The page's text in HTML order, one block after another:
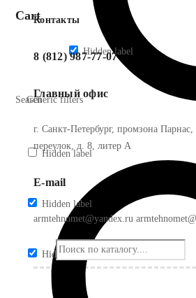
Cart
Search
Generic filters
Hidden label
Hidden label
Hidden label
Hidden label
Контакты
8 (812) 987-77-07
Главный офис
г. Санкт-Петербург, промзона
переулок, д. 8, литер А
E-mail
armtehnomet@yandex.ru